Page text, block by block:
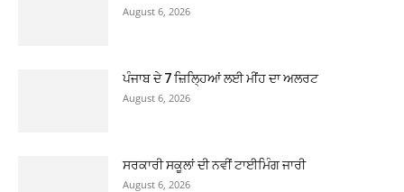
August 6, 2026
ਪੰਜਾਬ ਦੇ 7 ਜ਼ਿਲ੍ਹਿਆਂ ਲਈ ਮੀਂਹ ਦਾ ਅਲਰਟ
August 6, 2026
ਸਰਕਾਰੀ ਸਕੂਲਾਂ ਦੀ ਨਵੀਂ ਟਾਈਮਿੰਗ ਜਾਰੀ
August 6, 2026